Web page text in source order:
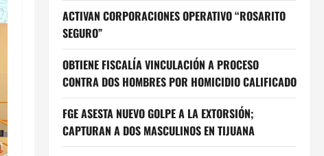
ACTIVAN CORPORACIONES OPERATIVO “ROSARITO
SEGURO”
OBTIENE FISCALÍA VINCULACIÓN A PROCESO
CONTRA DOS HOMBRES POR HOMICIDIO CALIFICADO
FGE ASESTA NUEVO GOLPE A LA EXTORSIÓN;
CAPTURAN A DOS MASCULINOS EN TIJUANA